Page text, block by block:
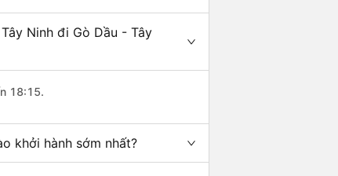
Ninh đi Gò Dầu - Tây
18:15.
khởi hành sớm nhất?